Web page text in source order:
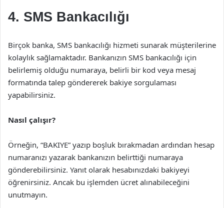
4. SMS Bankacılığı
Birçok banka, SMS bankacılığı hizmeti sunarak müşterilerine
kolaylık sağlamaktadır. Bankanızın SMS bankacılığı için
belirlemiş olduğu numaraya, belirli bir kod veya mesaj
formatında talep göndererek bakiye sorgulaması
yapabilirsiniz.
Nasıl çalışır?
Örneğin, “BAKIYE” yazıp boşluk bırakmadan ardından hesap
numaranızı yazarak bankanızın belirttiği numaraya
gönderebilirsiniz. Yanıt olarak hesabınızdaki bakiyeyi
öğrenirsiniz. Ancak bu işlemden ücret alınabileceğini
unutmayın.